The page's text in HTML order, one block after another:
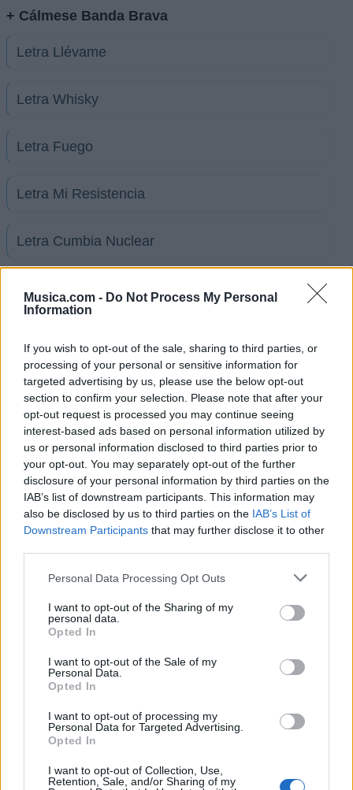
Musica.com - Do Not Process My Personal
Information
If you wish to opt-out of the sale, sharing to third parties, or
processing of your personal or sensitive information for
targeted advertising by us, please use the below opt-out
section to confirm your selection. Please note that after your
opt-out request is processed you may continue seeing
interest-based ads based on personal information utilized by
us or personal information disclosed to third parties prior to
your opt-out. You may separately opt-out of the further
disclosure of your personal information by third parties on the
IAB’s list of downstream participants. This information may
also be disclosed by us to third parties on the IAB’s List of
Downstream Participants that may further disclose it to other
Personal Data Processing Opt Outs
I want to opt-out of the Sharing of my
personal data.
Opted In
I want to opt-out of the Sale of my
Personal Data.
Opted In
I want to opt-out of processing my
Personal Data for Targeted Advertising.
Opted In
I want to opt-out of Collection, Use,
Retention, Sale, and/or Sharing of my
+ Cálmese Banda Brava
Letra Llévame
Letra Whisky
Letra Fuego
Letra Mi Resistencia
Letra Cumbia Nuclear
Letra Vete
Biografía Ranking Foro
Ranking de Cálmese Banda Brava
Cálmese Banda Bravano está entre los 500
artistas más apoyados y visitados de esta semana.
¿Apoyar a Cálmese Banda Brava?
8 0